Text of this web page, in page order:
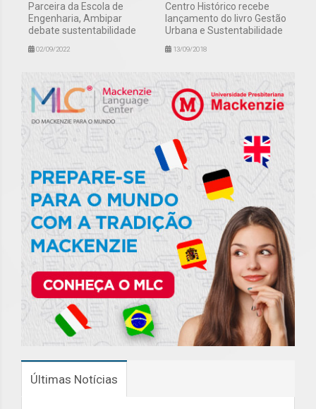
Parceira da Escola de
Engenharia, Ambipar
debate sustentabilidade
02/09/2022
Centro Histórico recebe
lançamento do livro Gestão
Urbana e Sustentabilidade
13/09/2018
Últimas Notícias